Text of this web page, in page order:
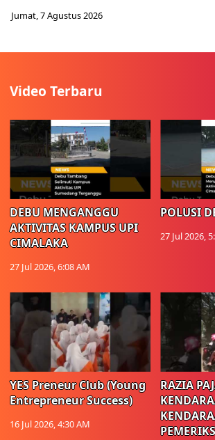
Jumat, 7 Agustus 2026
Video Terbaru
DEBU MENGANGGU
AKTIVITAS KAMPUS UPI
CIMALAKA
27 Jul 2026, 6:08 AM
POLUSI
27 Jul 2026,
YES Preneur Club (Young
Entrepreneur Success)
16 Jul 2026, 4:30 AM
RAZIA